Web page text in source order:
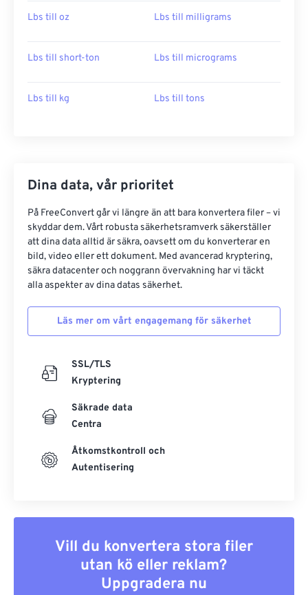
Lbs till oz Lbs till milligrams
Lbs till short-ton Lbs till micrograms
Lbs till kg Lbs till tons
Dina data, vår prioritet
På FreeConvert går vi längre än att bara konvertera filer – vi
skyddar dem. Vårt robusta säkerhetsramverk säkerställer
att dina data alltid är säkra, oavsett om du konverterar en
bild, video eller ett dokument. Med avancerad kryptering,
säkra datacenter och noggrann övervakning har vi täckt
alla aspekter av dina datas säkerhet.
Läs mer om vårt engagemang för säkerhet
SSL/TLS
Kryptering
Säkrade data
Centra
Åtkomstkontroll och
Autentisering
Vill du konvertera stora filer
utan kö eller reklam?
Uppgradera nu